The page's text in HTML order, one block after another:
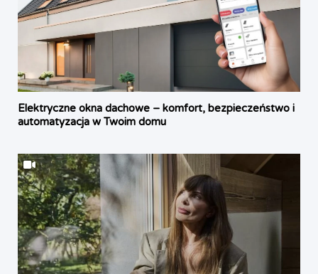
Elektryczne okna dachowe – komfort, bezpieczeństwo i
automatyzacja w Twoim domu